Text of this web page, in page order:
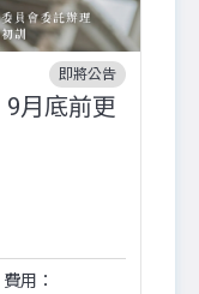
即將公告
月底前更
費用：